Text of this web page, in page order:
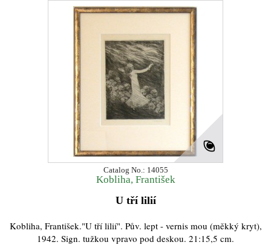
Catalog No.: 14055
Kobliha, František
U tří lilií
Kobliha, František."U tří lilií". Pův. lept - vernis mou (měkký kryt),
1942. Sign. tužkou vpravo pod deskou. 21:15,5 cm.